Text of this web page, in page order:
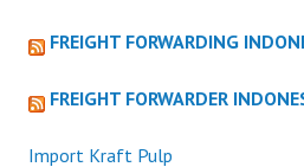
FREIGHT FORWARDING
FREIGHT FORWARDER
Import Kraft Pulp